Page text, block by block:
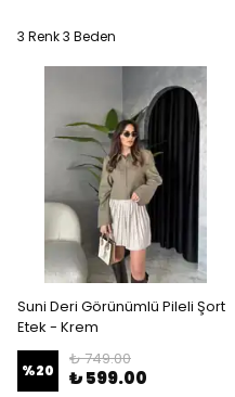
3 Renk 3 Beden
Suni Deri Görünümlü Pileli Şort
Etek - Krem
%20
₺ 749.00
₺ 599.00